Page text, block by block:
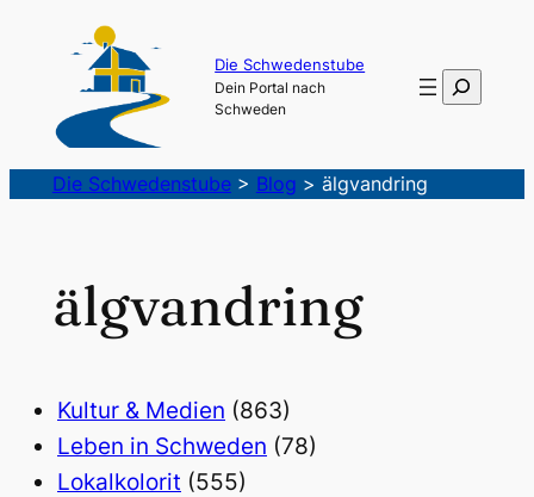
Die Schwedenstube
Dein Portal nach
Schweden
Suchen
Die Schwedenstube> Blog > älgvandring
älgvandring
Kultur & Medien (863)
Leben in Schweden (78)
Lokalkolorit (555)